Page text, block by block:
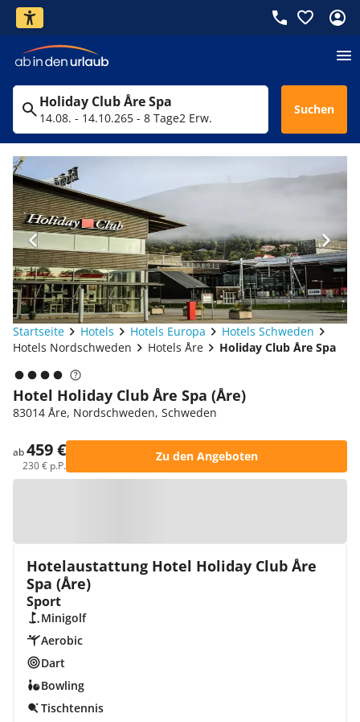
Holiday Club Åre Spa
14.08. - 14.10.265 - 8 Tage2 Erw.
Suchen
Startseite Hotels Hotels Europa
Hotels Schweden
Hotels Nordschweden
Hotels Åre Holiday Club Åre Spa
Hotel Holiday Club Åre Spa (Åre)
83014 Åre, Nordschweden, Schweden
ab459 €
230 € p.P.
Zu den Angeboten
Hotelaustattung Hotel Holiday Club Åre
Spa (Åre)
Sport
Minigolf
Aerobic
Dart
Bowling
Tischtennis